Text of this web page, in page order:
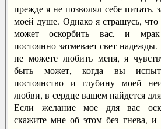
прежде я не позволял себе питать,
моей душе. Однако я страшусь, что
может оскорбить вас, и
постоянно затмевает свет
не можете любить меня, я
быть может, когда вы
постоянство и глубину моей
любви, в сердце вашем найдется
Если желание мое для вас
скажите мне об этом без гнева, и